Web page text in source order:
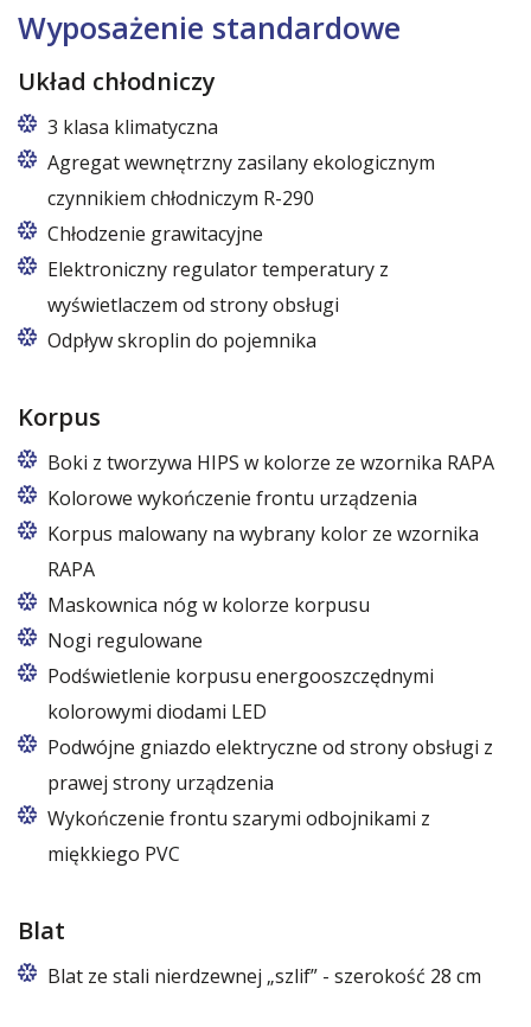
Wyposażenie standardowe
Układ chłodniczy
3 klasa klimatyczna
Agregat wewnętrzny zasilany ekologicznym
czynnikiem chłodniczym R-290
Czynnik R290 o zerowym wskaźniku ODP (Ozone
Depletion Potential) oraz bardzo niskim wskaźniku
GWP (Global Warming Potential)
Chłodzenie grawitacyjne
Elektroniczny regulator temperatury z
wyświetlaczem od strony obsługi
Odpływ skroplin do pojemnika
Korpus
Boki z tworzywa HIPS w kolorze ze wzornika RAPA
Kolorowe wykończenie frontu urządzenia
Korpus malowany na wybrany kolor ze wzornika
RAPA
Maskownica nóg w kolorze korpusu
Nogi regulowane
Podświetlenie korpusu energooszczędnymi
kolorowymi diodami LED
Podwójne gniazdo elektryczne od strony obsługi z
prawej strony urządzenia
Wykończenie frontu szarymi odbojnikami z
miękkiego PVC
Blat
Blat ze stali nierdzewnej „szlif” - szerokość 28 cm